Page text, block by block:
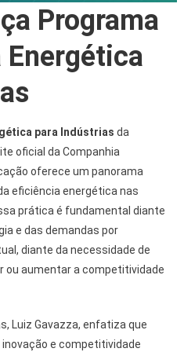
Programa
para Indústrias da
oficial da Companhia
oferece um panorama
eficiência energética nas
prática é fundamental diante
e das demandas por
diante da necessidade de
aumentar a competitividade
Luiz Gavazza, enfatiza que
e competitividade